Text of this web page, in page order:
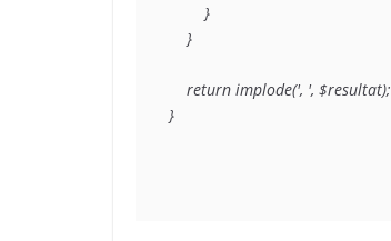
}
}
return implode(', ', $resultat);
}